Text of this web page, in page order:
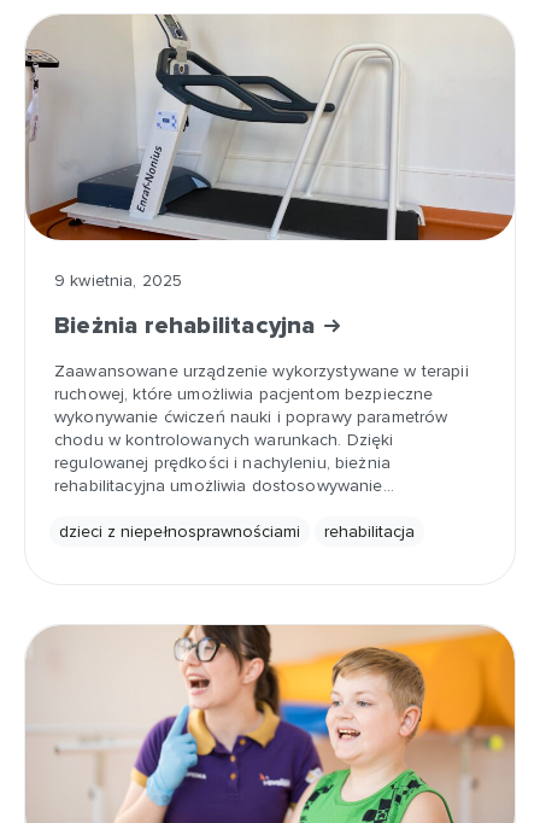
9 kwietnia, 2025
Bieżnia rehabilitacyjna
Zaawansowane urządzenie wykorzystywane w terapii
ruchowej, które umożliwia pacjentom bezpieczne
wykonywanie ćwiczeń nauki i poprawy parametrów
chodu w kontrolowanych warunkach. Dzięki
regulowanej prędkości i nachyleniu, bieżnia
rehabilitacyjna umożliwia dostosowywanie…
dzieci z niepełnosprawnościami rehabilitacja